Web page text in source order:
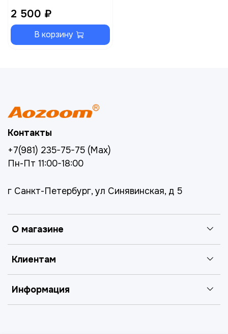
2 500 ₽
В корзину
О магазине
Клиентам
Информация
Контакты
+7(981) 235-75-75 (Max)
Пн-Пт 11:00-18:00
г Санкт-Петербург, ул Синявинская, д 5